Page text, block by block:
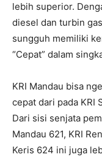
lebih superior.
diesel dan turbin
sungguh memiliki
“Cepat” dalam
KRI Mandau bisa
cepat dari pada KRI
Dari sisi senjata
Mandau 621, KRI
Keris 624 ini juga